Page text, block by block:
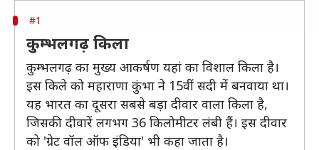
#1
कुम्भलगढ़ किला
कुम्भलगढ़ का मुख्य आकर्षण यहां का विशाल किला है।
इस किले को महाराणा कुंभा ने 15वीं सदी में बनवाया था।
यह भारत का दूसरा सबसे बड़ा दीवार वाला किला है,
जिसकी दीवारें लगभग 36 किलोमीटर लंबी हैं। इस दीवार
को 'ग्रेट वॉल ऑफ इंडिया' भी कहा जाता है।